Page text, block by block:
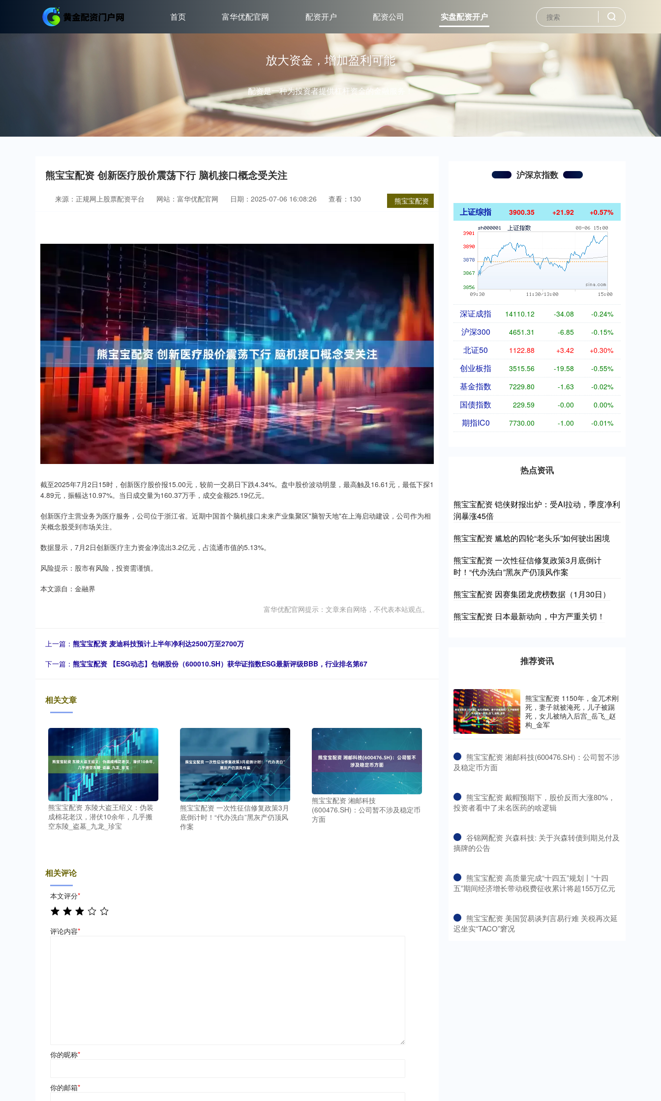
首页 富华优配官网 配资开户 配资公司 实盘配资开户
放大资金，增加盈利可能
配资是一种为投资者提供杠杆资金的金融服务！
熊宝宝配资 创新医疗股价震荡下行 脑机接口概念受关注
熊宝宝配资
来源：正规网上股票配资平台 网站：富华优配官网 日期：2025-07-06 16:08:26 查看：130
截至2025年7月2日15时，创新医疗股价报15.00元，较前一交易日下跌4.34%。盘中股价波动明显，最高触及16.61元，最低下探1
4.89元，振幅达10.97%。当日成交量为160.37万手，成交金额25.19亿元。
创新医疗主营业务为医疗服务，公司位于浙江省。近期中国首个脑机接口未来产业集聚区"脑智天地"在上海启动建设，公司作为相
关概念股受到市场关注。
数据显示，7月2日创新医疗主力资金净流出3.2亿元，占流通市值的5.13%。
风险提示：股市有风险，投资需谨慎。
本文源自：金融界
富华优配官网提示：文章来自网络，不代表本站观点。
上一篇： 熊宝宝配资 麦迪科技预计上半年净利达2500万至2700万
下一篇： 熊宝宝配资 【ESG动态】包钢股份（600010.SH）获华证指数ESG最新评级BBB，行业排名第67
相关文章
熊宝宝配资 东陵大盗王绍义：伪装
成棉花老汉，潜伏10余年，几乎搬
空东陵_盗墓_九龙_珍宝
熊宝宝配资 一次性征信修复政策3月
底倒计时！“代办洗白”黑灰产仍顶风
作案
熊宝宝配资 湘邮科技
(600476.SH)：公司暂不涉及稳定币
方面
相关评论
本文评分*
评论内容*
你的昵称*
你的邮箱*
沪深京指数
上证综指 3900.35 +21.92 +0.57%
深证成指 14110.12 -34.08 -0.24%
沪深300 4651.31 -6.85 -0.15%
北证50 1122.88 +3.42 +0.30%
创业板指 3515.56 -19.58 -0.55%
基金指数 7229.80 -1.63 -0.02%
国债指数 229.59 -0.00 0.00%
期指IC0 7730.00 -1.00 -0.01%
热点资讯
熊宝宝配资 铠侠财报出炉：受AI拉动，季度净利
润暴涨45倍
熊宝宝配资 尴尬的四轮“老头乐”如何驶出困境
熊宝宝配资 一次性征信修复政策3月底倒计
时！“代办洗白”黑灰产仍顶风作案
熊宝宝配资 因赛集团龙虎榜数据（1月30日）
熊宝宝配资 日本最新动向，中方严重关切！
推荐资讯
熊宝宝配资 1150年，金兀术刚
死，妻子就被淹死，儿子被踢
死，女儿被纳入后宫_岳飞_赵
构_金军
​熊宝宝配资 湘邮科技(600476.SH)：公司暂不涉
及稳定币方面
​熊宝宝配资 戴帽预期下，股价反而大涨80%，
投资者看中了未名医药的啥逻辑
​谷锦网配资 兴森科技: 关于兴森转债到期兑付及
摘牌的公告
​熊宝宝配资 高质量完成“十四五”规划丨“十四
五”期间经济增长带动税费征收累计将超155万亿元
​熊宝宝配资 美国贸易谈判言易行难 关税再次延
迟坐实“TACO”窘况